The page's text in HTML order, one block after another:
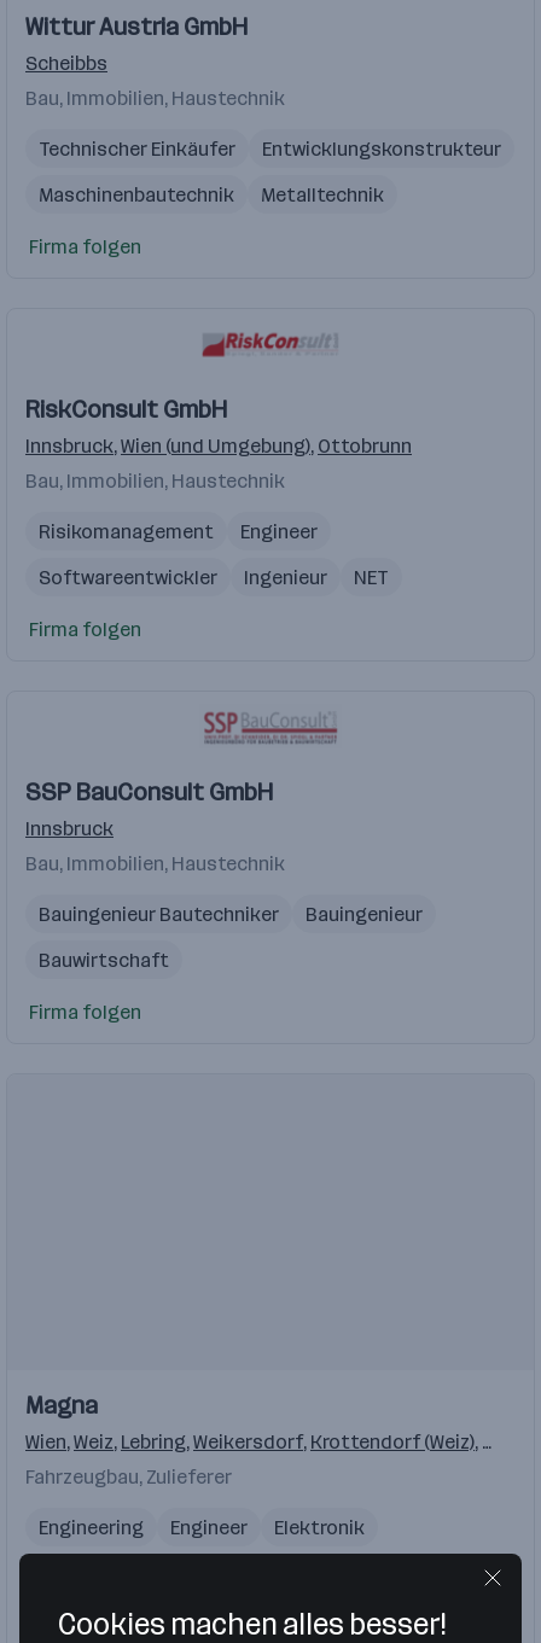
Wittur Austria GmbH
Scheibbs
Bau, Immobilien, Haustechnik
Technischer Einkäufer
Entwicklungskonstrukteur
Maschinenbautechnik
Metalltechnik
Electronic Engineer
Firma folgen
RiskConsult GmbH
Innsbruck,Wien (und Umgebung), Ottobrunn
Bau, Immobilien, Haustechnik
Risikomanagement
Engineer
Softwareentwickler
Ingenieur NET
Firma folgen
SSP BauConsult GmbH
Innsbruck
Bau, Immobilien, Haustechnik
Bauingenieur Bautechniker
Bauingenieur
Bauwirtschaft
Firma folgen
Videos
Einblicke
Einblicke
Magna
Wien,Weiz, Lebring,Weikersdorf, Krottendorf (Weiz),
Fahrzeugbau, Zulieferer
Engineering Engineer
Elektronik
Firma folgen 12 Jobs
Cookies machen alles besser!